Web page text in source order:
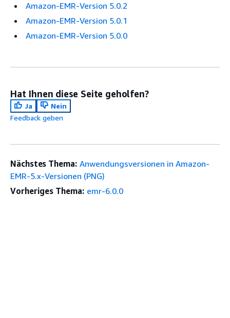
Amazon-EMR-Version 5.0.2
Amazon-EMR-Version 5.0.1
Amazon-EMR-Version 5.0.0
Hat Ihnen diese Seite geholfen?
Ja
Nein
Feedback geben
Nächstes Thema: Anwendungsversionen in Amazon-
EMR-5.x-Versionen (PNG)
Vorheriges Thema: emr-6.0.0